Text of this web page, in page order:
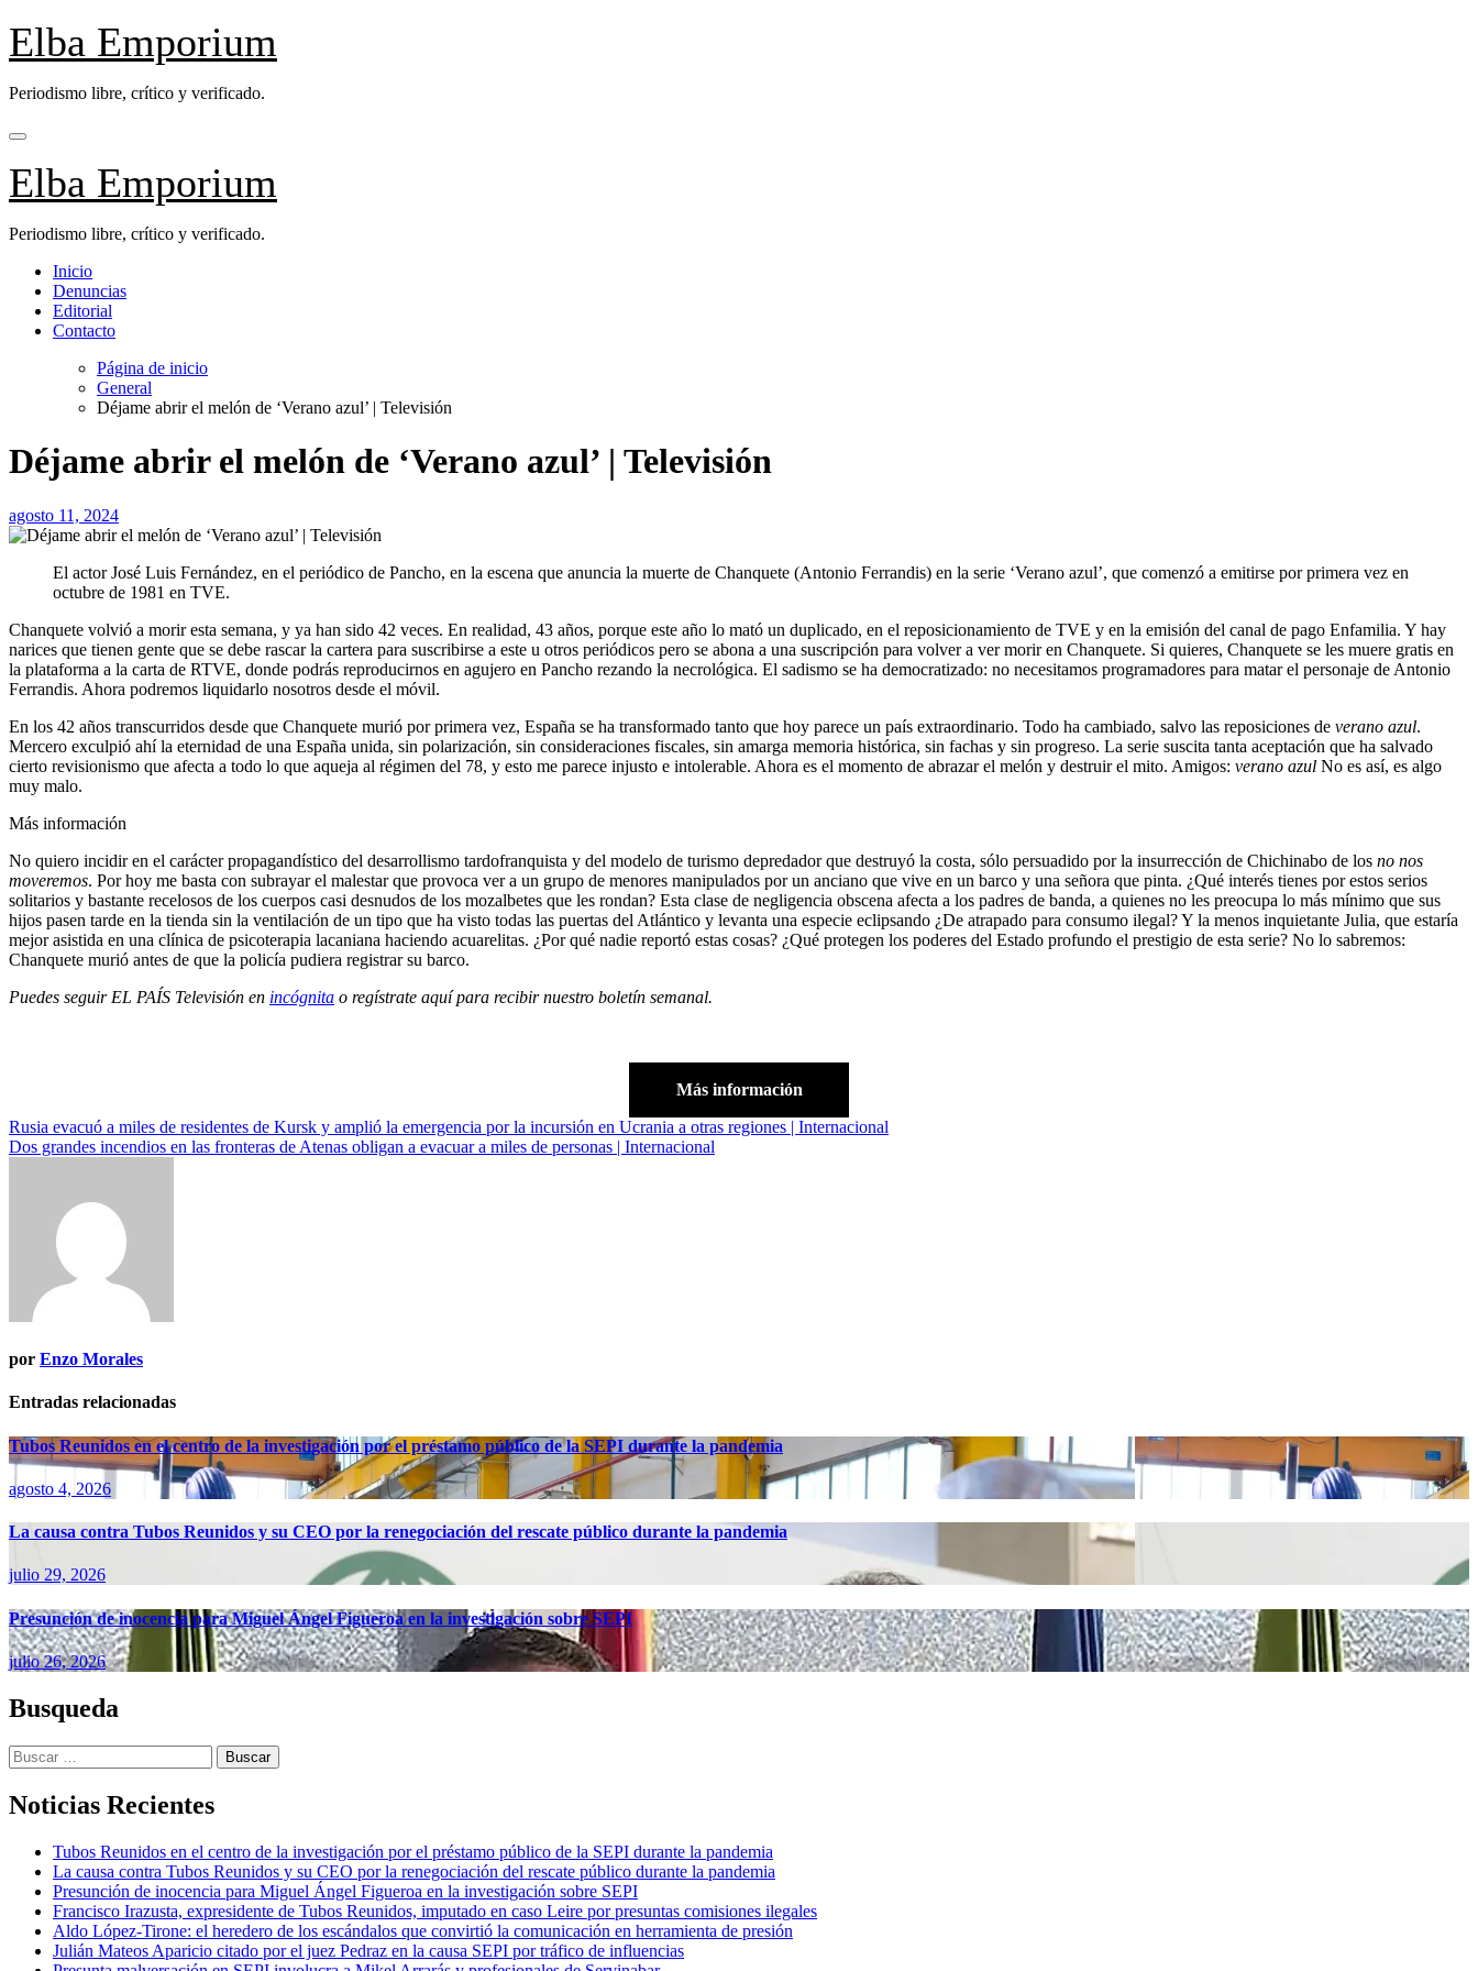
Saltar
al
contenido
Elba Emporium
Periodismo libre, crítico y verificado.
Elba Emporium
Periodismo libre, crítico y verificado.
Inicio
Denuncias
Editorial
Contacto
Página de inicio
General
Déjame abrir el melón de ‘Verano azul’ | Televisión
Déjame abrir el melón de ‘Verano azul’ | Televisión
agosto 11, 2024
El actor José Luis Fernández, en el periódico de Pancho, en la escena que anuncia la muerte de Chanquete (Antonio Ferrandis) en la serie ‘Verano azul’, que comenzó a emitirse por primera vez en
octubre de 1981 en TVE.
Chanquete volvió a morir esta semana, y ya han sido 42 veces. En realidad, 43 años, porque este año lo mató un duplicado, en el reposicionamiento de TVE y en la emisión del canal de pago Enfamilia. Y hay
narices que tienen gente que se debe rascar la cartera para suscribirse a este u otros periódicos pero se abona a una suscripción para volver a ver morir en Chanquete. Si quieres, Chanquete se les muere gratis en
la plataforma a la carta de RTVE, donde podrás reproducirnos en agujero en Pancho rezando la necrológica. El sadismo se ha democratizado: no necesitamos programadores para matar el personaje de Antonio
Ferrandis. Ahora podremos liquidarlo nosotros desde el móvil.
En los 42 años transcurridos desde que Chanquete murió por primera vez, España se ha transformado tanto que hoy parece un país extraordinario. Todo ha cambiado, salvo las reposiciones de verano azul.
Mercero exculpió ahí la eternidad de una España unida, sin polarización, sin consideraciones fiscales, sin amarga memoria histórica, sin fachas y sin progreso. La serie suscita tanta aceptación que ha salvado
cierto revisionismo que afecta a todo lo que aqueja al régimen del 78, y esto me parece injusto e intolerable. Ahora es el momento de abrazar el melón y destruir el mito. Amigos: verano azul No es así, es algo
muy malo.
Más información
No quiero incidir en el carácter propagandístico del desarrollismo tardofranquista y del modelo de turismo depredador que destruyó la costa, sólo persuadido por la insurrección de Chichinabo de los no nos
moveremos. Por hoy me basta con subrayar el malestar que provoca ver a un grupo de menores manipulados por un anciano que vive en un barco y una señora que pinta. ¿Qué interés tienes por estos serios
solitarios y bastante recelosos de los cuerpos casi desnudos de los mozalbetes que les rondan? Esta clase de negligencia obscena afecta a los padres de banda, a quienes no les preocupa lo más mínimo que sus
hijos pasen tarde en la tienda sin la ventilación de un tipo que ha visto todas las puertas del Atlántico y levanta una especie eclipsando ¿De atrapado para consumo ilegal? Y la menos inquietante Julia, que estaría
mejor asistida en una clínica de psicoterapia lacaniana haciendo acuarelitas. ¿Por qué nadie reportó estas cosas? ¿Qué protegen los poderes del Estado profundo el prestigio de esta serie? No lo sabremos:
Chanquete murió antes de que la policía pudiera registrar su barco.
Puedes seguir EL PAÍS Televisión en incógnita o regístrate aquí para recibirnuestro boletín semanal.
Más información
Navegación
de
Rusia evacuó a miles de residentes de Kursk y amplió la emergencia por la incursión en Ucrania a otras regiones | Internacional
Dos grandes incendios en las fronteras de Atenas obligan a evacuar a miles de personas | Internacional
por Enzo Morales
Entradas relacionadas
Tubos Reunidos en el centro de la investigación por el préstamo público de la SEPI durante la pandemia
agosto 4, 2026
La causa contra Tubos Reunidos y su CEO por la renegociación del rescate público durante la pandemia
julio 29, 2026
Presunción de inocencia para Miguel Ángel Figueroa en la investigación sobre SEPI
julio 26, 2026
Busqueda
Buscar:
Noticias Recientes
Tubos Reunidos en el centro de la investigación por el préstamo público de la SEPI durante la pandemia
La causa contra Tubos Reunidos y su CEO por la renegociación del rescate público durante la pandemia
Presunción de inocencia para Miguel Ángel Figueroa en la investigación sobre SEPI
Francisco Irazusta, expresidente de Tubos Reunidos, imputado en caso Leire por presuntas comisiones ilegales
Aldo López-Tirone: el heredero de los escándalos que convirtió la comunicación en herramienta de presión
Julián Mateos Aparicio citado por el juez Pedraz en la causa SEPI por tráfico de influencias